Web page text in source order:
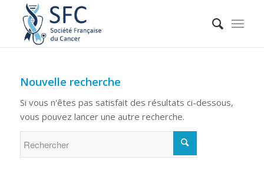
Nouvelle recherche
Si vous n'êtes pas satisfait des résultats ci-dessous,
vous pouvez lancer une autre recherche.